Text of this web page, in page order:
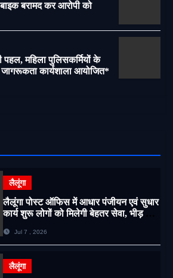
बरामद कर आरोपी को
महिला पुलिसकर्मियों के
जागरूकता कार्यशाला आयोजित*
लैलूंगा
लैलूंगा पोस्ट ऑफिस में आधार पंजीयन एवं सुधार
कार्य शुरू लोगों को मिलेगी बेहतर सेवा, भीड़ से
Jul 7 , 2026
लैलूंगा